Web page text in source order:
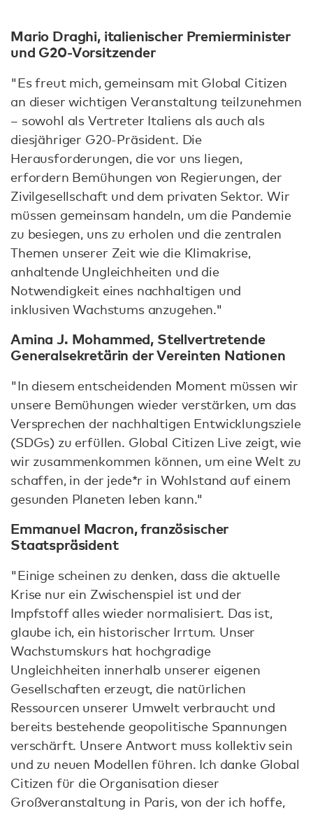
Mario Draghi, italienischer Premierminister
und G20-Vorsitzender
"Es freut mich, gemeinsam mit Global Citizen
an dieser wichtigen Veranstaltung teilzunehmen
– sowohl als Vertreter Italiens als auch als
diesjähriger G20-Präsident. Die
Herausforderungen, die vor uns liegen,
erfordern Bemühungen von Regierungen, der
Zivilgesellschaft und dem privaten Sektor. Wir
müssen gemeinsam handeln, um die Pandemie
zu besiegen, uns zu erholen und die zentralen
Themen unserer Zeit wie die Klimakrise,
anhaltende Ungleichheiten und die
Notwendigkeit eines nachhaltigen und
inklusiven Wachstums anzugehen."
Amina J. Mohammed, Stellvertretende
Generalsekretärin der Vereinten Nationen
"In diesem entscheidenden Moment müssen wir
unsere Bemühungen wieder verstärken, um das
Versprechen der nachhaltigen Entwicklungsziele
(SDGs) zu erfüllen. Global Citizen Live zeigt, wie
wir zusammenkommen können, um eine Welt zu
schaffen, in der jede*r in Wohlstand auf einem
gesunden Planeten leben kann."
Emmanuel Macron, französischer
Staatspräsident
"Einige scheinen zu denken, dass die aktuelle
Krise nur ein Zwischenspiel ist und der
Impfstoff alles wieder normalisiert. Das ist,
glaube ich, ein historischer Irrtum. Unser
Wachstumskurs hat hochgradige
Ungleichheiten innerhalb unserer eigenen
Gesellschaften erzeugt, die natürlichen
Ressourcen unserer Umwelt verbraucht und
bereits bestehende geopolitische Spannungen
verschärft. Unsere Antwort muss kollektiv sein
und zu neuen Modellen führen. Ich danke Global
Citizen für die Organisation dieser
Großveranstaltung in Paris, von der ich hoffe,